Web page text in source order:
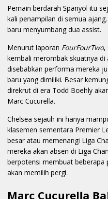
Pemain berdarah Spanyol itu
kali penampilan di semua
baru menyumbang dua assist.
Menurut laporan FourFourTwo,
kembali merombak skuatnya di
disebabkan performa mereka
baru yang dimiliki. Besar
direkrut di era Todd Boehly
Marc Cucurella.
Chelsea sejauh ini hanya
klasemen sementara Premier
besar atau memenangi Liga
mereka akan absen di Liga
berpotensi membuat beberapa
akan memilih pergi.
Marc Cucurella